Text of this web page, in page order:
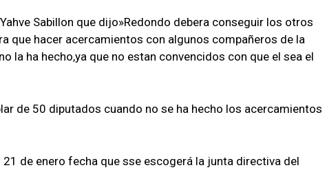
Sabillon que dijo»Redondo debera conseguir los otros
que hacer acercamientos con algunos compañeros de la
la ha hecho,ya que no estan convencidos con que el sea el
de 50 diputados cuando no se ha hecho los acercamientos
21 de enero fecha que sse escogerá la junta directiva del